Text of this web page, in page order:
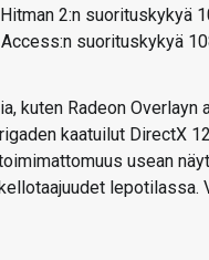
2:n suorituskykyä
suorituskykyä
kuten Radeon
kaatuilut DirectX
usean
lepotilassa.